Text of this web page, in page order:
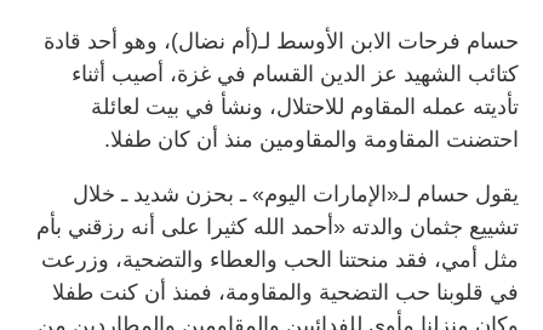
حسام فرحات الابن الأوسط لـ(أم نضال)، وهو أحد قادة
كتائب الشهيد عز الدين القسام في غزة، أصيب أثناء
تأديته عمله المقاوم للاحتلال، ونشأ في بيت لعائلة
احتضنت المقاومة والمقاومين منذ أن كان طفلا.
يقول حسام لـ«الإمارات اليوم» ـ بحزن شديد ـ خلال
تشييع جثمان والدته «أحمد الله كثيرا على أنه رزقني بأم
مثل أمي، فقد منحتنا الحب والعطاء والتضحية، وزرعت
في قلوبنا حب التضحية والمقاومة، فمنذ أن كنت طفلا
وكان منزلنا مأوى للفدائيين والمقاومين والمطاردين من